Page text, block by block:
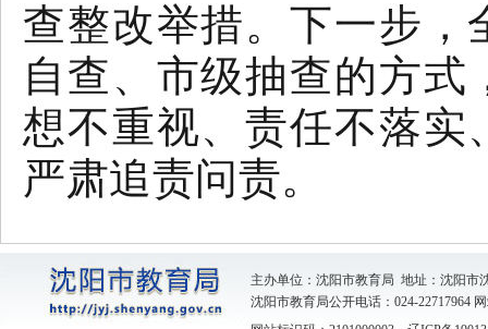
查整改举措。下一步，
自查、市级抽查的方
想不重视、责任不落实
严肃追责问责。
主办单位：沈阳市教育局 地址：沈阳
沈阳市教育局公开电话：024-22717964